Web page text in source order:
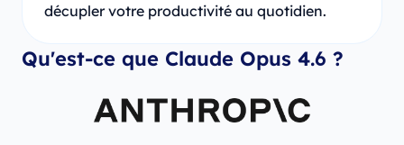
décupler votre productivité au quotidien.
Qu'est-ce que Claude Opus 4.6 ?